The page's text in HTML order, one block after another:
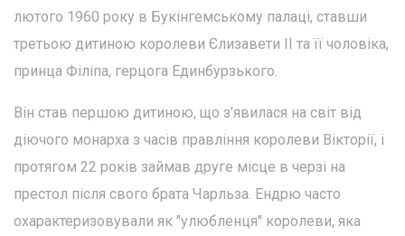
лютого 1960 року в Букінгемському палаці, ставши
третьою дитиною королеви Єлизавети II та її чоловіка,
принца Філіпа, герцога Единбурзького.
Він став першою дитиною, що з'явилася на світ від
діючого монарха з часів правління королеви Вікторії, і
протягом 22 років займав друге місце в черзі на
престол після свого брата Чарльза. Ендрю часто
охарактеризовували як "улюбленця" королеви, яка